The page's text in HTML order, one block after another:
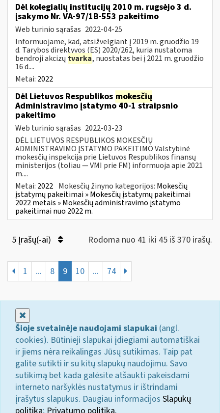
Dėl kolegialių institucijų 2010 m. rugsėjo 3 d.
įsakymo Nr. VA-97/1B-553 pakeitimo
Web turinio sąrašas 2022-04-25
Informuojame, kad, atsižvelgiant į 2019 m. gruodžio 19
d. Tarybos direktyvos (ES) 2020/262, kuria nustatoma
bendroji akcizų tvarka, nuostatas bei į 2021 m. gruodžio
16 d....
Metai: 2022
Dėl Lietuvos Respublikos mokesčių
Administravimo įstatymo 40-1 straipsnio
pakeitimo
Web turinio sąrašas 2022-03-23
DĖL LIETUVOS RESPUBLIKOS MOKESČIŲ
ADMINISTRAVIMO ĮSTATYMO PAKEITIMO Valstybinė
mokesčių inspekcija prie Lietuvos Respublikos finansų
ministerijos (toliau — VMI prie FM) informuoja apie 2021
m....
Metai: 2022 Mokesčių žinyno kategorijos: Mokesčių
įstatymų pakeitimai » Mokesčių įstatymų pakeitimai
2022 metais » Mokesčių administravimo įstatymo
pakeitimai nuo 2022 m.
5 Įrašų(-ai) Rodoma nuo 41 iki 45 iš 370 irašų.
1 ... 8 9 10 ... 74
Šioje svetainėje naudojami slapukai (angl.
cookies). Būtinieji slapukai įdiegiami automatiškai
ir jiems nėra reikalingas Jūsų sutikimas. Taip pat
galite sutikti ir su kitų slapukų naudojimu. Savo
sutikimą bet kada galėsite atšaukti pakeisdami
interneto naršyklės nustatymus ir ištrindami
įrašytus slapukus. Daugiau informacijos Slapukų
politika; Privatumo politika.